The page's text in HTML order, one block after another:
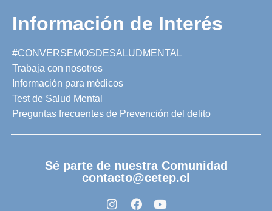
Información de Interés
#CONVERSEMOSDESALUDMENTAL
Trabaja con nosotros
Información para médicos
Test de Salud Mental
Preguntas frecuentes de Prevención del delito
Sé parte de nuestra Comunidad
contacto@cetep.cl